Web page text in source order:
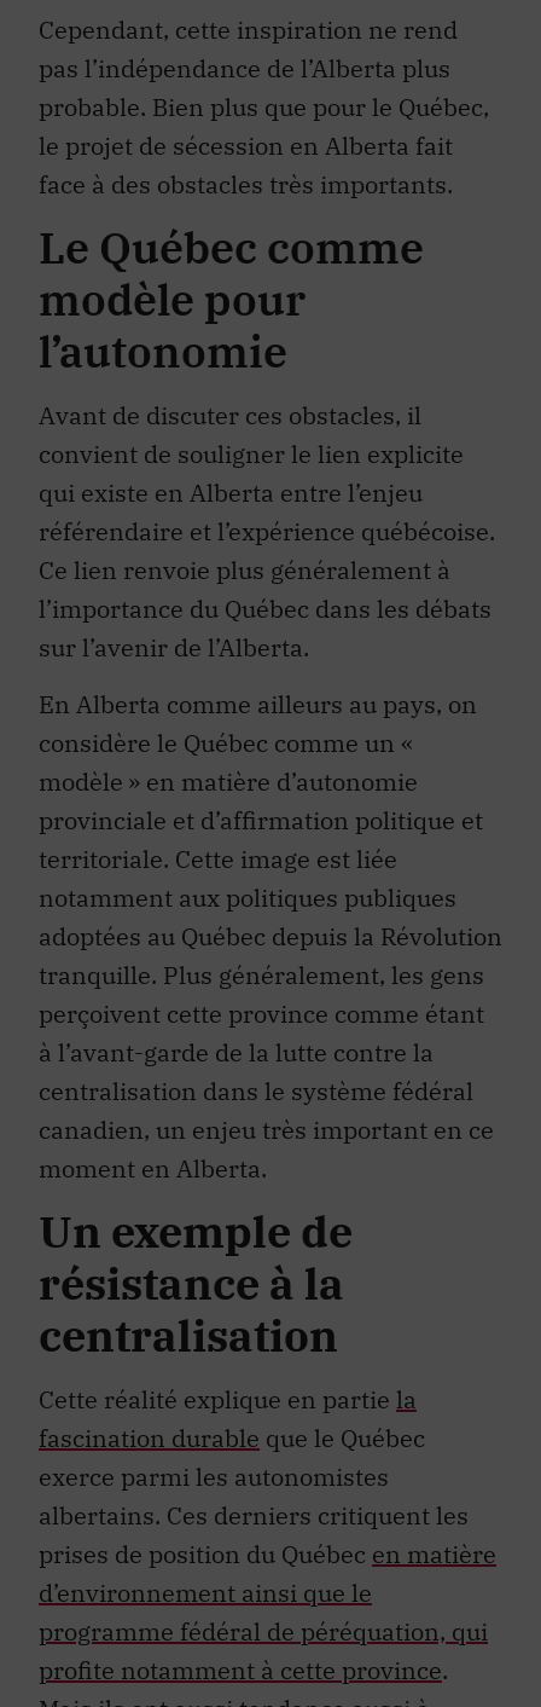
Cependant, cette inspiration ne rend
pas l’indépendance de l’Alberta plus
probable. Bien plus que pour le Québec,
le projet de sécession en Alberta fait
face à des obstacles très importants.
Le Québec comme
modèle pour
l’autonomie
Avant de discuter ces obstacles, il
convient de souligner le lien explicite
qui existe en Alberta entre l’enjeu
référendaire et l’expérience québécoise.
Ce lien renvoie plus généralement à
l’importance du Québec dans les débats
sur l’avenir de l’Alberta.
En Alberta comme ailleurs au pays, on
considère le Québec comme un «
modèle » en matière d’autonomie
provinciale et d’affirmation politique et
territoriale. Cette image est liée
notamment aux politiques publiques
adoptées au Québec depuis la Révolution
tranquille. Plus généralement, les gens
perçoivent cette province comme étant
à l’avant-garde de la lutte contre la
centralisation dans le système fédéral
canadien, un enjeu très important en ce
moment en Alberta.
Un exemple de
résistance à la
centralisation
Cette réalité explique en partie la
fascination durable que le Québec
exerce parmi les autonomistes
albertains. Ces derniers critiquent les
prises de position du Québec en matière
d’environnement ainsi que le
programme fédéral de péréquation, qui
profite notamment à cette province.